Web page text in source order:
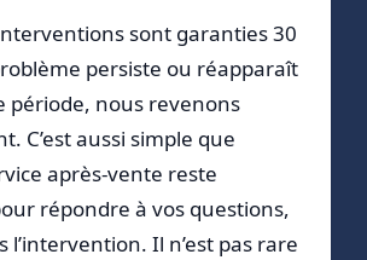
sont garanties 30
persiste ou réapparaît
période, nous revenons
C’est aussi simple que
après-vente reste
répondre à vos questions,
l’intervention. Il n’est pas rare